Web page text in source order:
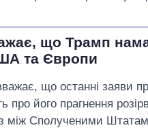
що Трамп
та Європи
що останні заяви
про його прагнення
між Сполученими